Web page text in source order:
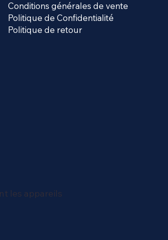
les appareils
Conditions générales de vente
Politique de Confidentialité
Politique de retour